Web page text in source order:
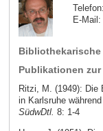
E-Mail:
Publikationen
Ritzi, M. (1949): Die
in Karlsruhe
SüdwDtl. 8: 1-4